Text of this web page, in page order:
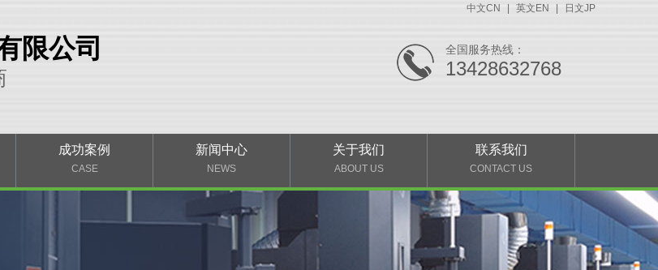
中文CN 英文EN 日文JP
限公司 全国服务热线：
13428632768
成功案例
CASE
新闻中心
NEWS
关于我们
ABOUT US
联系我们
CONTACT US